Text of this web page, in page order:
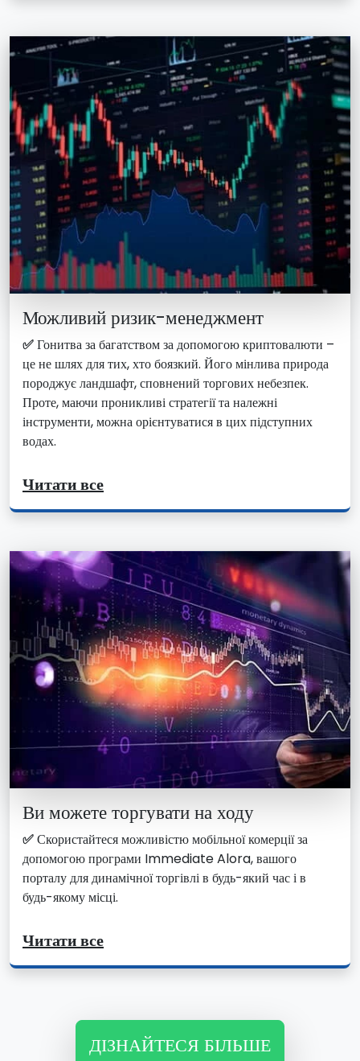
Можливий ризик-менеджмент
✅Гонитва за багатством за допомогою криптовалюти –
це не шлях для тих, хто боязкий. Його мінлива природа
породжує ландшафт, сповнений торгових небезпек.
Проте, маючи проникливі стратегії та належні
інструменти, можна орієнтуватися в цих підступних
водах.
Читати все
Ви можете торгувати на ходу
✅Скористайтеся можливістю мобільної комерції за
допомогою програми Immediate Alora, вашого
порталу для динамічної торгівлі в будь-який час і в
будь-якому місці.
Читати все
ДІЗНАЙТЕСЯ БІЛЬШЕ